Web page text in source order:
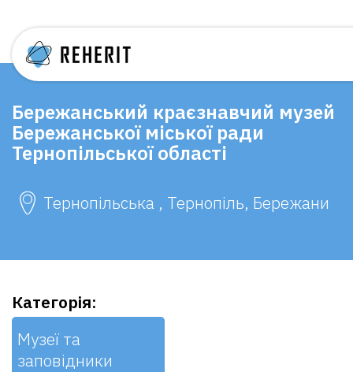
Бережанський краєзнавчий музей
Бережанської міської ради
Тернопільської області
Тернопільська , Тернопіль, Бережани
Категорія:
Музеї та
заповідники